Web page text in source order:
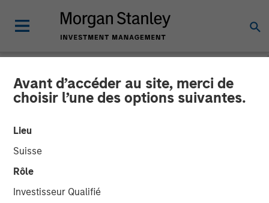
Avant d’accéder au site, merci de
choisir l’une des options suivantes.
Lieu
Suisse
Rôle
Investisseur Qualifié
GLOBAL FIXED INCOME BULLETIN INSIGHTS
Vidéo : Un reset post-fêtes